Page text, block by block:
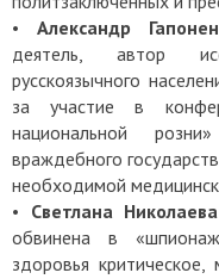
•
Александр
деятель, автор
русскоязычного
за участие в
национальной
враждебного
необходимой
• Светлана Николаева
обвинена в
здоровья